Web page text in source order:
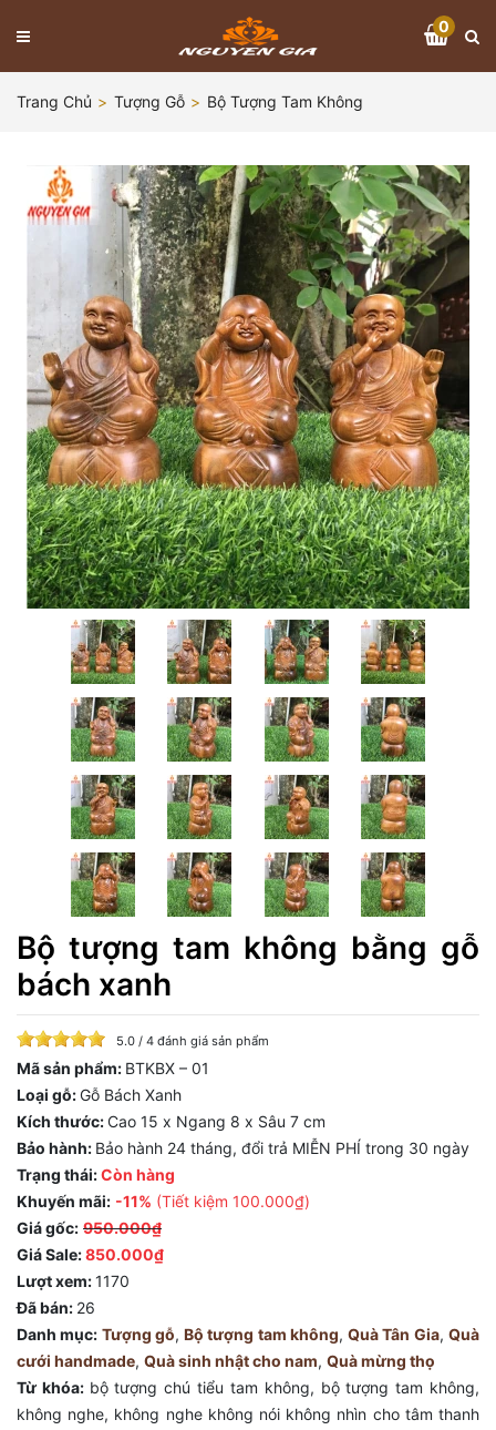
0
Trang Chủ Tượng Gỗ Bộ Tượng Tam Không
Bộ tượng tam không bằng gỗ
bách xanh
5.0 / 4 đánh giá sản phẩm
Mã sản phẩm: BTKBX – 01
Loại gỗ:Gỗ Bách Xanh
Kích thước:Cao 15 x Ngang 8 x Sâu 7 cm
Bảo hành: Bảo hành 24 tháng, đổi trả MIỄN PHÍ trong 30 ngày
Trạng thái:Còn hàng
Khuyến mãi: -11% (Tiết kiệm 100.000₫)
Giá gốc: 950.000₫
Giá Sale:850.000₫
Lượt xem:1170
Đã bán: 26
Danh mục: Tượng gỗ,Bộ tượng tam không,Quà Tân Gia,Quà
cưới handmade, Quà sinh nhật cho nam, Quà mừng thọ
Từ khóa: bộ tượng chú tiểu tam không, bộ tượng tam không,
không nghe, không nghe không nói không nhìn cho tâm thanh